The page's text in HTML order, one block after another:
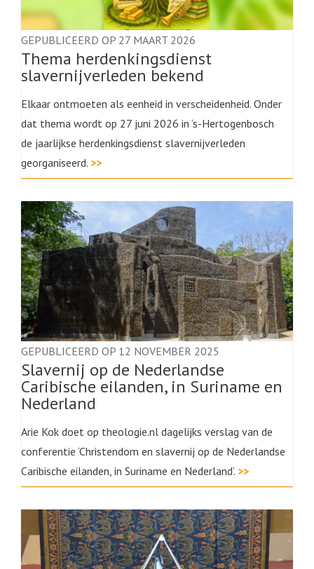
GEPUBLICEERD OP 27 MAART 2026
Thema herdenkingsdienst
slavernijverleden bekend
Elkaar ontmoeten als eenheid in verscheidenheid. Onder
dat thema wordt op 27 juni 2026 in ‘s-Hertogenbosch
de jaarlijkse herdenkingsdienst slavernijverleden
georganiseerd. >>
GEPUBLICEERD OP 12 NOVEMBER 2025
Slavernij op de Nederlandse
Caribische eilanden, in Suriname en
Nederland
Arie Kok doet op theologie.nl dagelijks verslag van de
conferentie ‘Christendom en slavernij op de Nederlandse
Caribische eilanden, in Suriname en Nederland’. >>